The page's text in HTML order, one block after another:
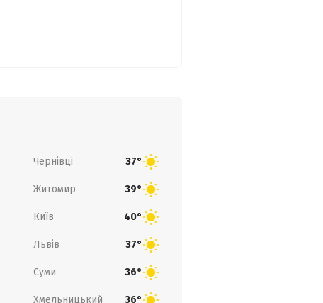
Чернівці 37°
Житомир 39°
Київ 40°
Львів 37°
Суми 36°
Хмельницький 36°